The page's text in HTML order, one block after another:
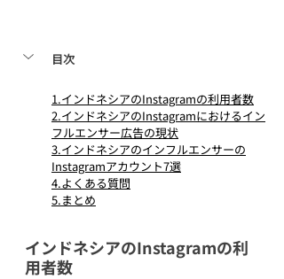
目次
1.インドネシアのInstagramの利用者数
2.インドネシアのInstagramにおけるイン
フルエンサー広告の現状
3.インドネシアのインフルエンサーの
Instagramアカウント7選
4.よくある質問
5.まとめ
インドネシアのInstagramの利
用者数